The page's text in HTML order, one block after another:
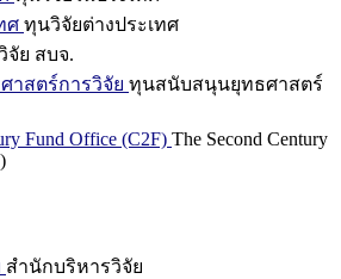
ศ ทุนวิจัยต่างประเทศ
จัย สบจ.
สตร์การวิจัย ทุนสนับสนุนยุทธศาสตร์
Fund Office (C2F) The Second Century
สำนักบริหารวิจัย